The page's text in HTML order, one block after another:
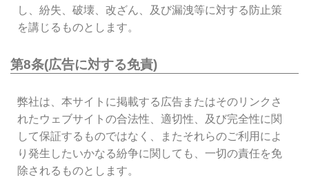
し、紛失、破壊、改ざん、及び漏洩等に対する防止策
を講じるものとします。
第8条(広告に対する免責)
弊社は、本サイトに掲載する広告またはそのリンクさ
れたウェブサイトの合法性、適切性、及び完全性に関
して保証するものではなく、またそれらのご利用によ
り発生したいかなる紛争に関しても、一切の責任を免
除されるものとします。